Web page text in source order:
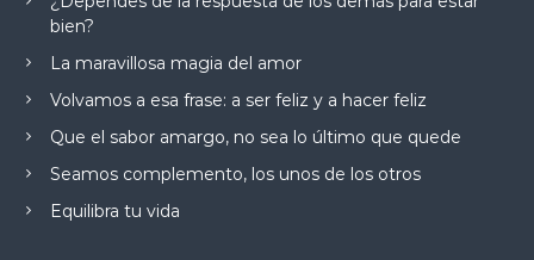
bien?
La maravillosa magia del amor
Volvamos a esa frase: a ser feliz y a hacer feliz
Que el sabor amargo, no sea lo último que quede
Seamos complemento, los unos de los otros
Equilibra tu vida